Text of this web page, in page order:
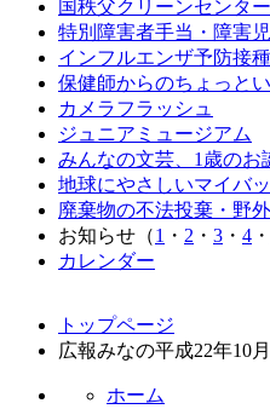
国秩父クリーンセンタ
特別障害者手当・障害
インフルエンザ予防接
保健師からのちょっと
カメラフラッシュ
ジュニアミュージアム
みんなの文芸、1歳のお
地球にやさしいマイバ
廃棄物の不法投棄・野
お知らせ（1 ・ 2 ・ 3 ・ 4 ・
カレンダー
トップページ
広報みなの平成22年10
ホーム